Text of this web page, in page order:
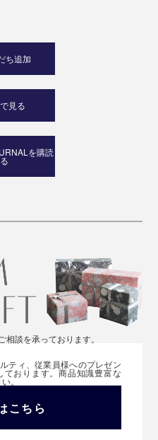
ち追加
見る
を購読
談を承っております。
ティ、従業員様へのプレゼン
おります。商品知識豊富な
い。
こちら